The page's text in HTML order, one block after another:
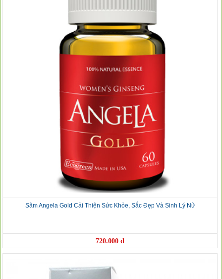
Sâm Angela Gold Cải Thiện Sức Khỏe, Sắc Đẹp Và Sinh Lý Nữ
720.000 đ